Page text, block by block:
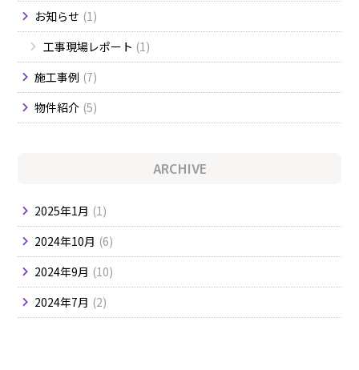
お知らせ 1
工事現場レポート 1
施工事例 7
物件紹介 5
ARCHIVE
2025年1月 1
2024年10月 6
2024年9月 10
2024年7月 2